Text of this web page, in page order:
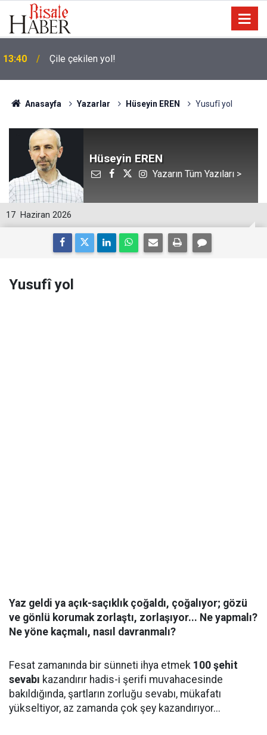
13:40 Çile çekilen yol!
Anasayfa Yazarlar Hüseyin EREN Yusufî yol
Hüseyin EREN
Yazarın Tüm Yazıları >
17 Haziran 2026
Yusufî yol
Yaz geldi ya açık-saçıklık çoğaldı, çoğalıyor; gözü
ve gönlü korumak zorlaştı, zorlaşıyor... Ne yapmalı?
Ne yöne kaçmalı, nasıl davranmalı?
Fesat zamanında bir sünneti ihya etmek 100 şehit
sevabı kazandırır hadis-i şerifi muvahacesinde
bakıldığında, şartların zorluğu sevabı, mükafatı
yükseltiyor, az zamanda çok şey kazandırıyor...